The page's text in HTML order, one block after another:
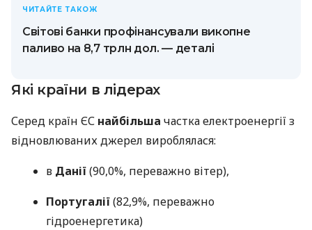
ЧИТАЙТЕ ТАКОЖ
Світові банки профінансували викопне
паливо на 8,7 трлн дол. — деталі
Які країни в лідерах
Серед країн ЄС найбільша частка електроенергії з
відновлюваних джерел вироблялася:
в Данії(90,0%, переважно вітер),
Португалії(82,9%, переважно
гідроенергетика)